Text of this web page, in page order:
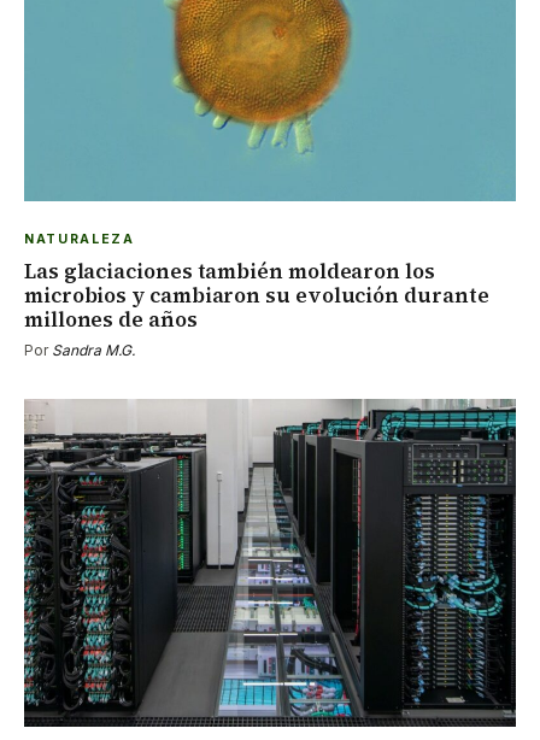
NATURALEZA
Las glaciaciones también moldearon los
microbios y cambiaron su evolución durante
millones de años
Por Sandra M.G.